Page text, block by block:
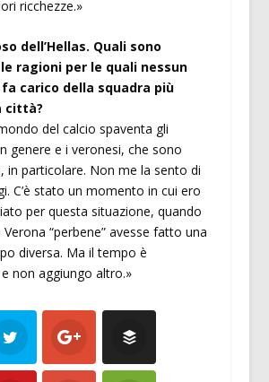
ricchezze.»
dell’Hellas. Quali sono
ragioni per le quali nessun
carico della squadra più
città?
del calcio spaventa gli
genere e i veronesi, che sono
in particolare. Non me la sento di
C’è stato un momento in cui ero
per questa situazione, quando
“perbene” avesse fatto una
diversa. Ma il tempo è
non aggiungo altro.»